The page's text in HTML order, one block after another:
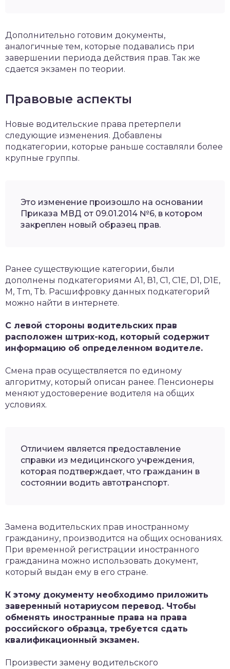
Дополнительно готовим документы,
аналогичные тем, которые подавались при
завершении периода действия прав. Так же
сдается экзамен по теории.
Правовые аспекты
Новые водительские права претерпели
следующие изменения. Добавлены
подкатегории, которые раньше составляли более
крупные группы.
Это изменение произошло на основании
Приказа МВД от 09.01.2014 №6, в котором
закреплен новый образец прав.
Ранее существующие категории, были
дополнены подкатегориями А1, В1, С1, С1Е, D1, D1E,
М, Tm, Tb. Расшифровку данных подкатегорий
можно найти в интернете.
С левой стороны водительских прав
расположен штрих-код, который содержит
информацию об определенном водителе.
Смена прав осуществляется по единому
алгоритму, который описан ранее. Пенсионеры
меняют удостоверение водителя на общих
условиях.
Отличием является предоставление
справки из медицинского учреждения,
которая подтверждает, что гражданин в
состоянии водить автотранспорт.
Замена водительских прав иностранному
гражданину, производится на общих основаниях.
При временной регистрации иностранного
гражданина можно использовать документ,
который выдан ему в его стране.
К этому документу необходимо приложить
заверенный нотариусом перевод. Чтобы
обменять иностранные права на права
российского образца, требуется сдать
квалификационный экзамен.
Произвести замену водительского